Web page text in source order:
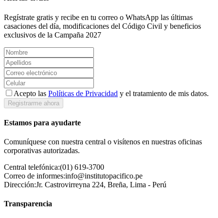
Regístrate gratis y recibe en tu correo o WhatsApp las últimas
casaciones del día, modificaciones del Código Civil y beneficios
exclusivos de la Campaña 2027
Acepto las Políticas de Privacidad y el tratamiento de mis datos.
Registrarme ahora
Estamos para ayudarte
Comuníquese con nuestra central o visítenos en nuestras oficinas
corporativas autorizadas.
Central telefónica:(01) 619-3700
Correo de informes:info@institutopacifico.pe
Dirección:Jr. Castrovirreyna 224, Breña, Lima - Perú
Transparencia